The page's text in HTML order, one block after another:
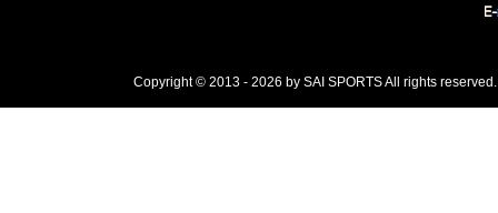
Copyright © 2013 - 2026 by SAI SPORTS All rights reserved.